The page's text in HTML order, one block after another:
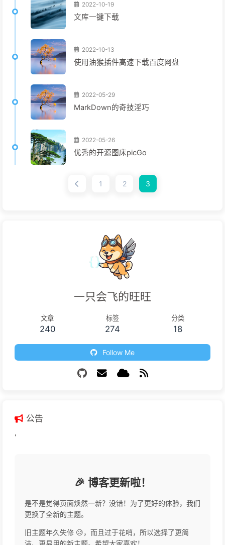
2022-10-19
文库一键下载
2022-10-13
使用油猴插件高速下载百度网盘
2022-05-29
MarkDown的奇技淫巧
2022-05-26
优秀的开源图床picGo
1 2 3
一只会飞的旺旺
文章
240
标签
274
分类
18
Follow Me
公告
'
🎉 博客更新啦！
是不是觉得页面焕然一新？没错！为了更好的体验，我们
更换了全新的主题。
旧主题年久失修 😥，而且过于花哨，所以选择了更简